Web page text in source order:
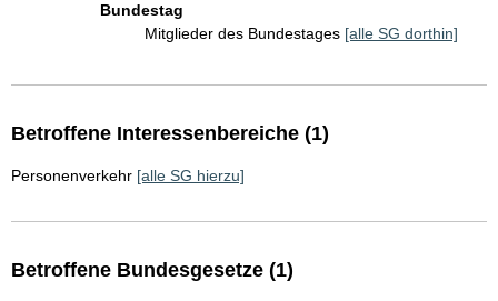
Bundestag
Mitglieder des Bundestages [alle SG dorthin]
Betroffene Interessenbereiche (1)
Personenverkehr [alle SG hierzu]
Betroffene Bundesgesetze (1)